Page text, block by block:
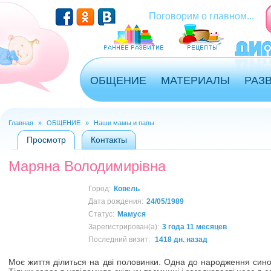
Перейти к основному содержанию
Поговорим о главном...
ОБЩЕНИЕ МАТЕРИАЛЫ
Вы здесь
Главная » ОБЩЕНИЕ » Наши мамы и папы
Главные вкладки
Просмотр (активная вкладка)
Контакты
Маряна Володимирівна
Город: Ковель
Дата рождения: 24/05/1989
Статус: Мамуся
Зарегистрирован(а): 3 года 11 месяцев
Последний визит:
1418 дн. назад
Моє життя ділиться на дві половинки. Одна до народження